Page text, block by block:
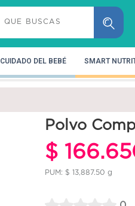
CUIDADO DEL BEBÉ SMART
Polvo
$
PUM: $ 13,887.50 g